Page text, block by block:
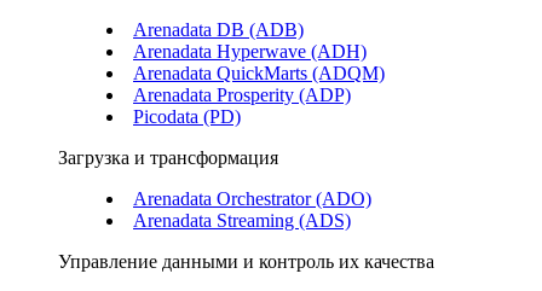
Arenadata DB (ADB)
Arenadata Hyperwave (ADH)
Arenadata QuickMarts (ADQM)
Arenadata Prosperity (ADP)
Picodata (PD)
Загрузка и трансформация
Arenadata Orchestrator (ADO)
Arenadata Streaming (ADS)
Управление данными и контроль их качества